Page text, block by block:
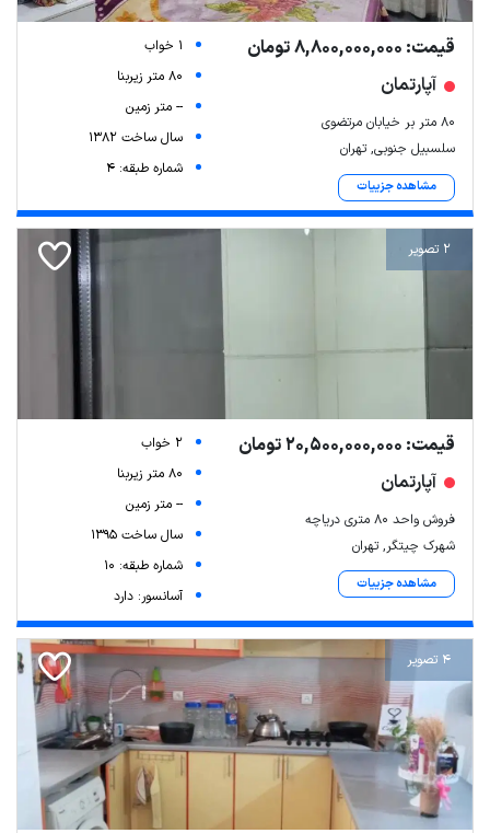
قیمت: 8,800,000,000 تومان
آپارتمان
۸۰ متر بر خیابان مرتضوی
سلسبیل جنوبی, تهران
مشاهده جزییات
1 خواب
80 متر زیربنا
-- متر زمین
سال ساخت 1382
شماره طبقه: 4
2 تصویر
قیمت: 20,500,000,000 تومان
آپارتمان
فروش واحد ۸۰ متری دریاچه
شهرک چیتگر, تهران
مشاهده جزییات
2 خواب
80 متر زیربنا
-- متر زمین
سال ساخت 1395
شماره طبقه: 10
آسانسور: دارد
4 تصویر